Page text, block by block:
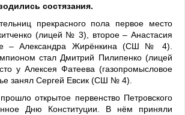
состязания.
прекрасного пола первое место
(лицей № 3), второе – Анастасия
– Александра Жирёнкина (СШ № 4).
стал Дмитрий Пилипенко (лицей
у Алексея Фатеева (газопромысловое
занял Сергей Евсик (СШ № 4).
открытое первенство Петровского
Дню Конституции. В нём приняли